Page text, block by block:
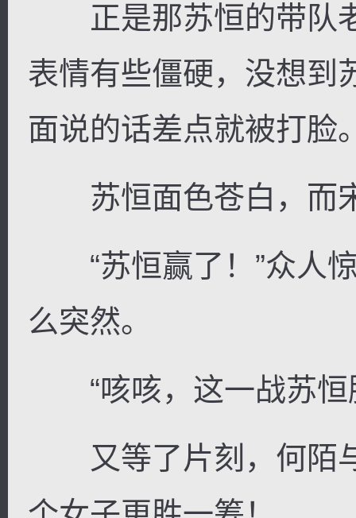
正是那苏恒的带队
表情有些僵硬，没想到
面说的话差点就被打脸
苏恒面色苍白，而
“苏恒赢了！”众人惊
么突然。
“咳咳，这一战苏恒
又等了片刻，何陌